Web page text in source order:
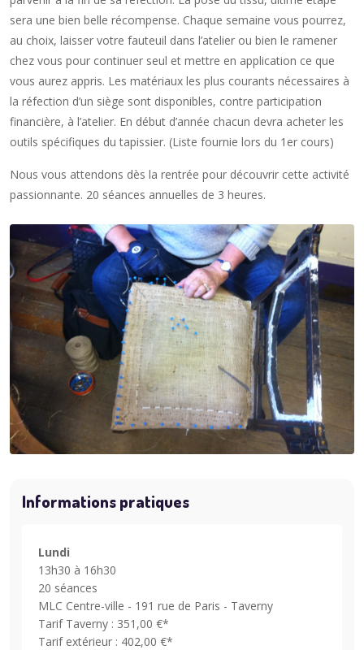
sera une bien belle récompense. Chaque semaine vous pourrez,
au choix, laisser votre fauteuil dans l’atelier ou bien le ramener
chez vous pour continuer seul et mettre en application ce que
vous aurez appris. Les matériaux les plus courants nécessaires à
la réfection d’un siège sont disponibles, contre participation
financière, à l’atelier. En début d’année chacun devra acheter les
outils spécifiques du tapissier. (Liste fournie lors du 1er cours)
Nous vous attendons dès la rentrée pour découvrir cette activité
passionnante. 20 séances annuelles de 3 heures.
Informations pratiques
Lundi
13h30 à 16h30
20 séances
MLC Centre-ville - 191 rue de Paris - Taverny
Tarif Taverny : 351,00 €*
Tarif extérieur : 402,00 €*